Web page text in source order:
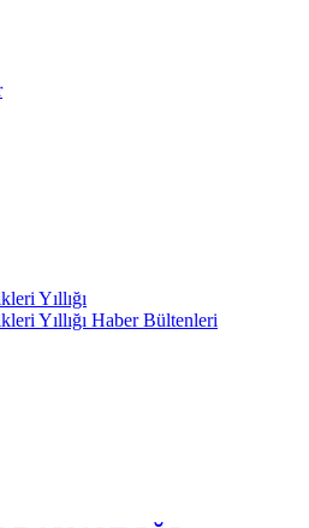
Yıllığı
Yıllığı Haber Bültenleri